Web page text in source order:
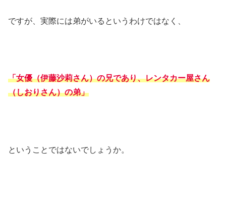
ですが、実際には弟がいるというわけではなく、
「女優（伊藤沙莉さん）の兄であり、レンタカー屋さん
（しおりさん）の弟」
ということではないでしょうか。